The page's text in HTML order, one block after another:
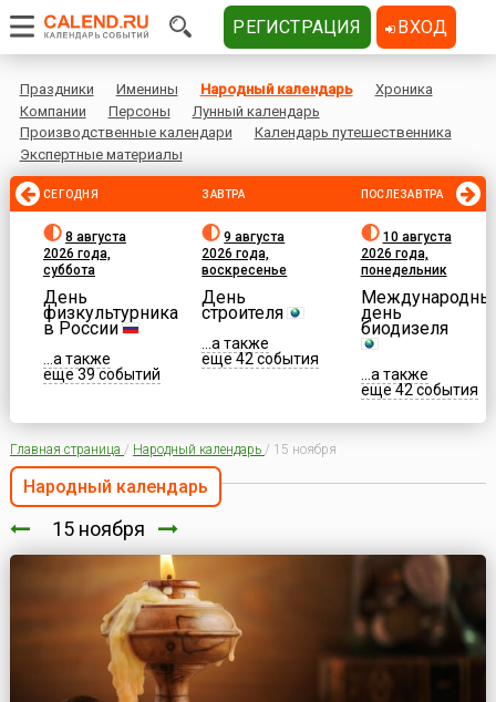
Праздники Именины Народный календарь
Хроника
Компании
Персоны
Лунный календарь
Производственные календари
Календарь путешественника
Экспертные материалы
СЕГОДНЯ
8 августа
2026 года,
суббота
День
физкультурника
в России
...а также
еще 39 событий
ЗАВТРА
9 августа
2026 года,
воскресенье
День
строителя
...а также
еще 42 события
ПОСЛЕЗАВТРА
10 августа
2026 года,
понедельник
день
биодизеля
...а также
еще 42 события
Главная страница / Народный календарь / 15 ноября
Народный календарь
15 ноября
РЕГИСТРАЦИЯ ВХОД